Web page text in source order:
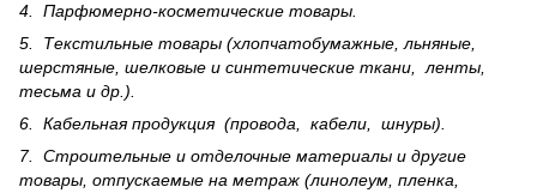
4. Парфюмерно-косметические товары.
5. Текстильные товары (хлопчатобумажные, льняные,
шерс­тя­ные, шелковые и синтетические ткани, ленты,
тесьма и др.).
6. Кабельная продукция (провода, кабели, шнуры).
7. Строительные и отделочные материалы и другие
товары, отпускаемые на метраж (линолеум, пленка,